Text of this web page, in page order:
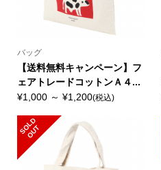
バッグ
【送料無料キャンペーン】フ
ェアトレードコットンＡ４...
¥1,000 ～ ¥1,200(税込)
S
O
L
D
O
U
T